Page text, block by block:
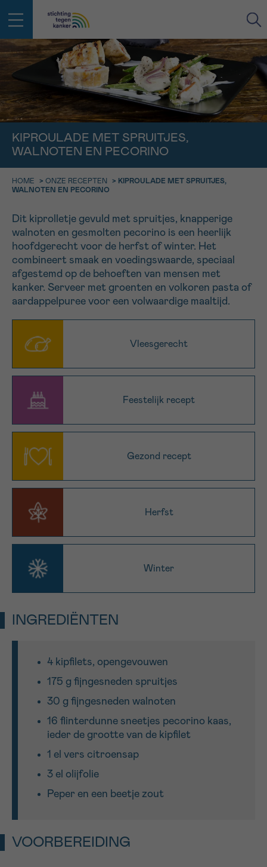
KIPROULADE MET SPRUITJES,
WALNOTEN EN PECORINO
HOME > ONZE RECEPTEN > KIPROULADE MET SPRUITJES,
WALNOTEN EN PECORINO
Dit kiprolletje gevuld met spruitjes, knapperige
walnoten en gesmolten pecorino is een heerlijk
hoofdgerecht voor de herfst of winter. Het
combineert smaak en voedingswaarde, speciaal
afgestemd op de behoeften van mensen met
kanker. Serveer met groenten en volkoren pasta of
aardappelpuree voor een volwaardige maaltijd.
Vleesgerecht
Feestelijk recept
Gezond recept
Herfst
Winter
INGREDIËNTEN
4 kipfilets, opengevouwen
175 g fijngesneden spruitjes
30 g fijngesneden walnoten
16 flinterdunne sneetjes pecorino kaas,
ieder de grootte van de kipfilet
1 el vers citroensap
3 el olijfolie
Peper en een beetje zout
VOORBEREIDING
EMAIL
NAAM
VOORNAAM
IN DE STRIJD TEGEN KANKER STA
JE NIET ALLEEN
Professionele medewerkers beantwoorden je vragen
Contacteer ons gratis
Bel ons op 0800 15 802
ma-vrij 9u tot 18u
contactformulier
Ik wil graag opgebeld worden
Meer weten over Kankerinfo
geen enkele diagnose
TERUG
NAAM
EMAIL
MIJN VRAAG
Ik aanvaard de
gebruiksvoorwaarden
Sturen
Afspraak Vraag Gegevens
KIES DE TIJDSSPANNE VAN JE AFSPRAAK
11h-13h
13h-16h
16h-18h